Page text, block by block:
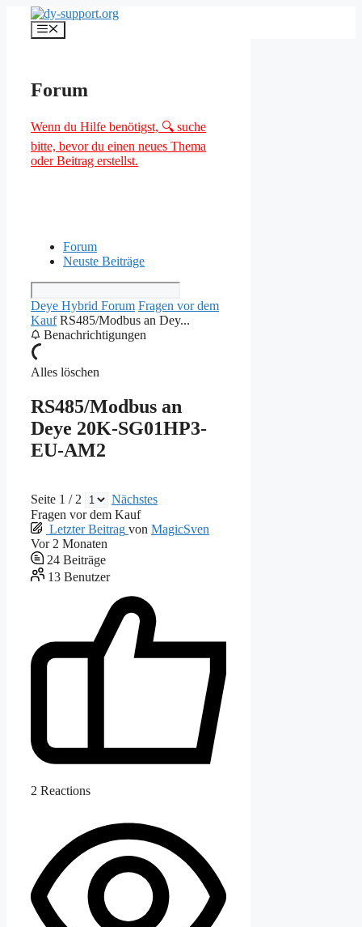
Inhalt
springen
Menü
Forum
Wenn du Hilfe benötigst, 🔍 suche
bitte, bevor du einen neues Thema
oder Beitrag erstellst.
Forum
Neuste Beiträge
Deye Hybrid Forum Fragen vor dem
Kauf RS485/Modbus an Dey...
Benachrichtigungen
Alles löschen
RS485/Modbus an
Deye 20K-SG01HP3-
EU-AM2
Seite 1 / 2
Nächstes
Fragen vor dem Kauf
Letzter Beitrag von MagicSven
Vor 2 Monaten
24 Beiträge
13 Benutzer
2 Reactions